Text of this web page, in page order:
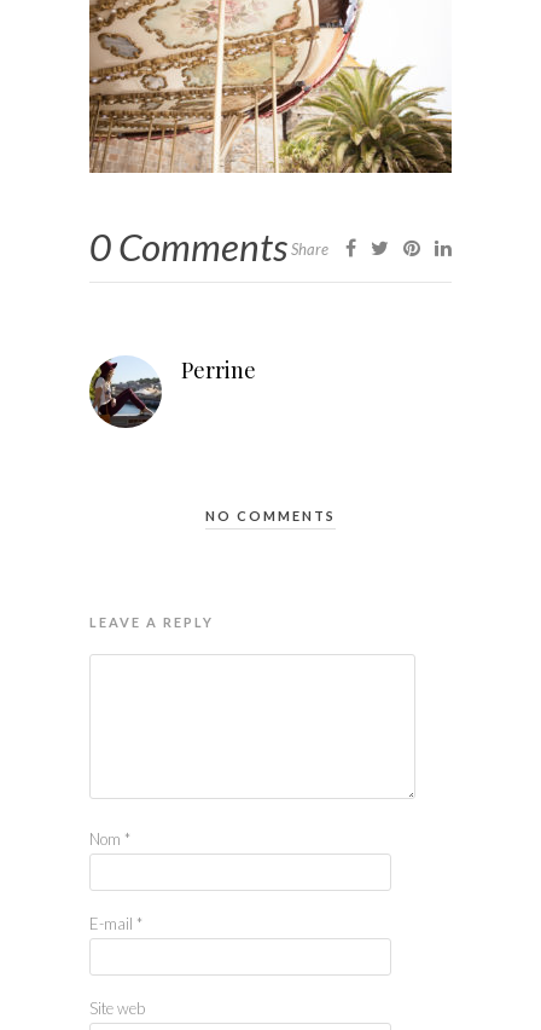
0 CommentsShare
Perrine
NO COMMENTS
LEAVE A REPLY
Nom *
E-mail *
Site web